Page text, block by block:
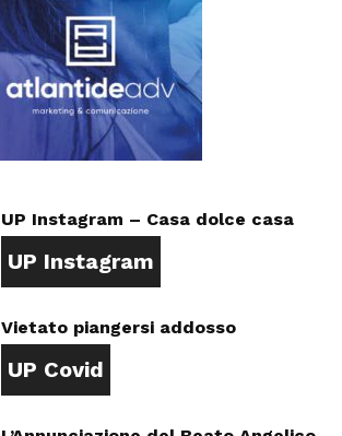
UP Instagram – Casa dolce casa
UP Instagram
Vietato piangersi addosso
UP Covid